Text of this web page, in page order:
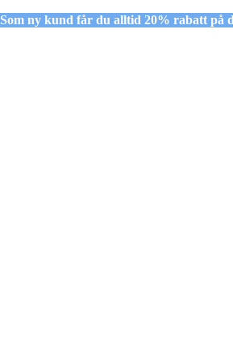
Som ny kund får du alltid 20% rabatt